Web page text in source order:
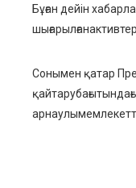
Бұған дейін
Сонымен қатар